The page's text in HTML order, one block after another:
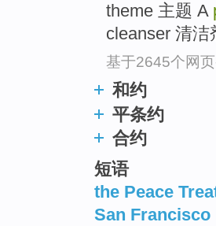
theme 主题 A
cleanser 清
基于2645个网页
和约
平条约
合约
短语
the Peace
San Francisco